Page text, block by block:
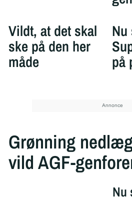
Vildt, at det skal
ske på den her
måde på
Grønning
vild AGF-
Nu